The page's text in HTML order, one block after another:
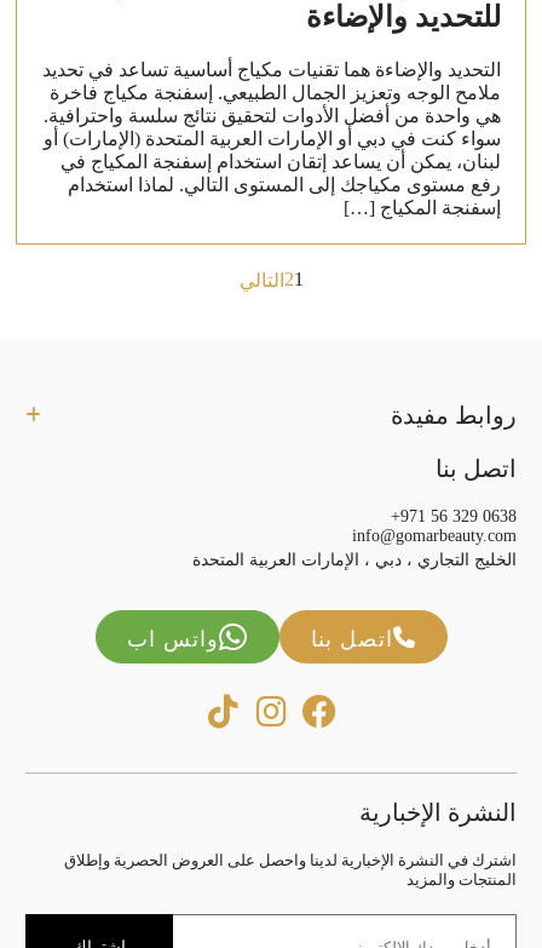
للتحديد والإضاءة
التحديد والإضاءة هما تقنيات مكياج أساسية تساعد في تحديد
ملامح الوجه وتعزيز الجمال الطبيعي. إسفنجة مكياج فاخرة
هي واحدة من أفضل الأدوات لتحقيق نتائج سلسة واحترافية.
سواء كنت في دبي أو الإمارات العربية المتحدة (الإمارات) أو
لبنان، يمكن أن يساعد إتقان استخدام إسفنجة المكياج في
رفع مستوى مكياجك إلى المستوى التالي. لماذا استخدام
إسفنجة المكياج […]
Posts
1
2 التالي
روابط مفيدة
اتصل بنا
+971 56 329 0638
info@gomarbeauty.com
الخليج التجاري ، دبي ، الإمارات العربية المتحدة
اتصل بنا واتس اب
النشرة الإخبارية
اشترك في النشرة الإخبارية لدينا واحصل على العروض الحصرية وإطلاق
المنتجات والمزيد